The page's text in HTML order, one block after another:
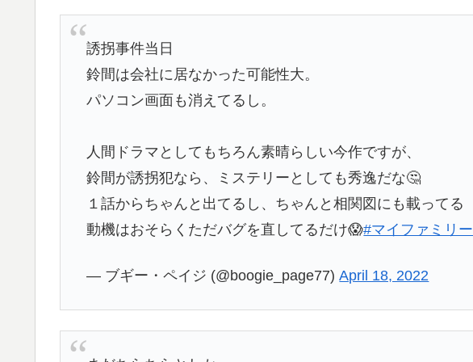
誘拐事件当日
鈴間は会社に居なかった可能性大。
パソコン画面も消えてるし。
人間ドラマとしてもちろん素晴らしい今作ですが、
鈴間が誘拐犯なら、ミステリーとしても秀逸だな🤔
１話からちゃんと出てるし、ちゃんと相関図にも載ってる
動機はおそらくただバグを直してるだけ😱#マイファミリー
— ブギー・ペイジ (@boogie_page77)April 18, 2022